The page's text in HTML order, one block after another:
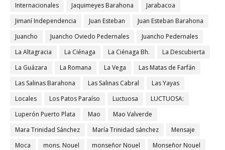
Internacionales
Jaquimeyes Barahona
Jarabacoa
Jimaní Independencia
Juan Esteban
Juan Esteban Barahona
Juancho
Juancho Oviedo Pedernales
Juancho Pedernales
La Altagracia
La Ciénaga La Ciénaga Bh.
La Descubierta
La Guázara
La Romana La Vega
Las Matas de Farfán
Las Salinas Barahona
Las Salinas Cabral
Las Yayas
Locales
Los Patos Paraíso Luctuosa
LUCTUOSA:
Luperón Puerto Plata
Mao
Mao Valverde
Mara Trinidad Sánchez
María Trinidad sánchez
Mensaje
Moca
mons. Nouel monseñor Nouel
Monseñor Nouel